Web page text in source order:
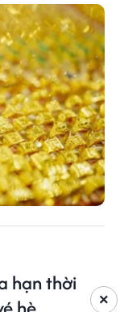
hạn thời
×